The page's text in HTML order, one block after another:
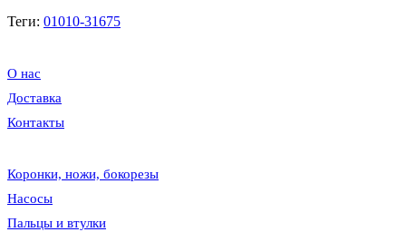
Теги: 01010-31675
О нас
Доставка
Контакты
Коронки, ножи, бокорезы
Насосы
Пальцы и втулки